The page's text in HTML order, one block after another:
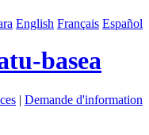
English Français Español
basea
| Demande d'information